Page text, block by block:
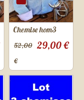
Chemise hom3
29,00 €
52,00
€